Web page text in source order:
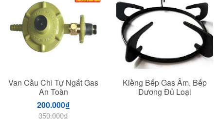
Van Cầu Chì Tự Ngắt Gas
An Toàn
350.000₫
200.000₫
Kiềng Bếp Gas Âm, Bếp
Dương Đủ Loại